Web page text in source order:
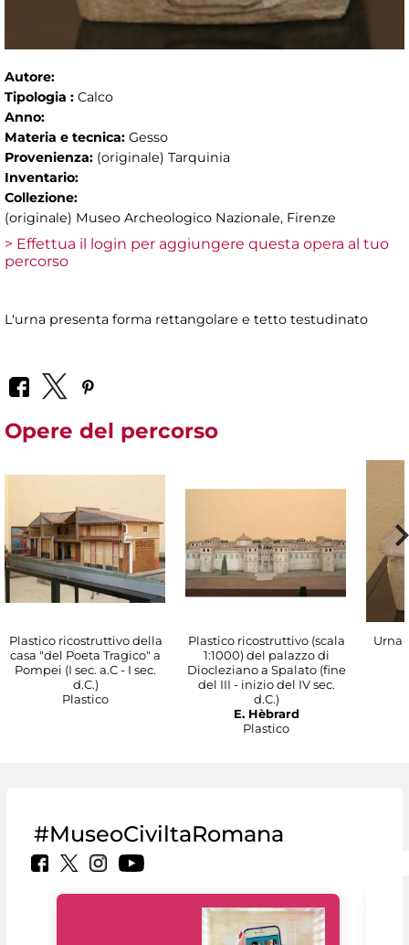
Autore:
Tipologia : Calco
Anno:
Materia e tecnica: Gesso
Provenienza: (originale) Tarquinia
Inventario:
Collezione:
(originale) Museo Archeologico Nazionale, Firenze
> Effettua il login per aggiungere questa opera al tuo
percorso
L'urna presenta forma rettangolare e tetto testudinato
Opere del percorso
Plastico ricostruttivo della
casa "del Poeta Tragico" a
Pompei (I sec. a.C - I sec.
d.C.)
Plastico
Plastico ricostruttivo (scala
1:1000) del palazzo di
Diocleziano a Spalato (fine
del III - inizio del IV sec.
d.C.)
E. Hèbrard
Plastico
Urna
#MuseoCiviltaRomana